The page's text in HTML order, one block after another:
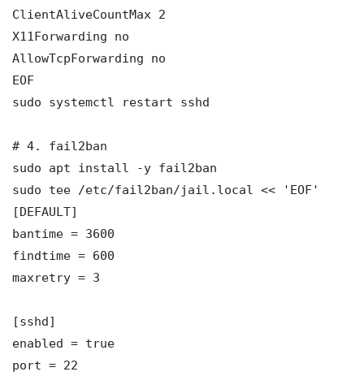
ClientAliveCountMax 2
X11Forwarding no
AllowTcpForwarding no
EOF
sudo systemctl restart sshd
# 4. fail2ban
sudo apt install -y fail2ban
sudo tee /etc/fail2ban/jail.local << 'EOF'
[DEFAULT]
bantime = 3600
findtime = 600
maxretry = 3
[sshd]
enabled = true
port = 22